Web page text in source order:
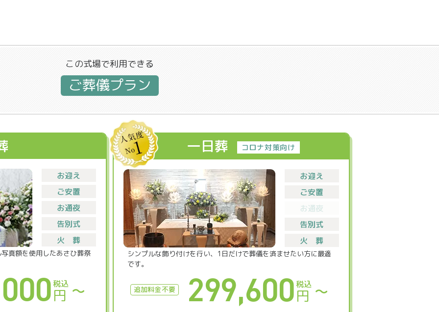
この式場で利用できる
ご葬儀プラン
お迎え
ご安置
お通夜
告別式
火 葬
真額を使用したあさひ葬祭
税込
円 〜
一日葬 コロナ対策向け
お迎え
ご安置
お通夜
告別式
火 葬
シンプルな飾り付けを行い、1日だけで葬儀を済ませたい方に最適
です。
追加料金不要 299,600税込
円 〜